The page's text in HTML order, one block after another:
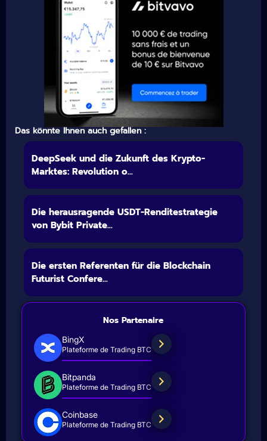
Das könnte Ihnen auch gefallen :
DeepSeek und die Zukunft des Krypto-
Marktes: Revolution o...
Die herausragende USDT-Renditestrategie
von Bybit Private...
Die ersten Referenten für die Blockchain
Futurist Confere...
Nos Partenaire
BingX
Plateforme de Trading BTC
Bitpanda
Plateforme de Trading BTC
Coinbase
Plateforme de Trading BTC